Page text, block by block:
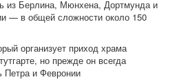
из Берлина, Мюнхена, Дортмунда и
— в общей сложности около 150
организует приход храма
но прежде он всегда
Петра и Февронии